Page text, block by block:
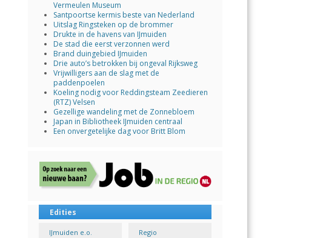
Vermeulen Museum
Santpoortse kermis beste van Nederland
Uitslag Ringsteken op de brommer
Drukte in de havens van IJmuiden
De stad die eerst verzonnen werd
Brand duingebied IJmuiden
Drie auto’s betrokken bij ongeval Rijksweg
Vrijwilligers aan de slag met de
paddenpoelen
Koeling nodig voor Reddingsteam Zeedieren
(RTZ) Velsen
Gezellige wandeling met de Zonnebloem
Japan in Bibliotheek IJmuiden centraal
Een onvergetelijke dag voor Britt Blom
Edities
IJmuiden e.o. Regio